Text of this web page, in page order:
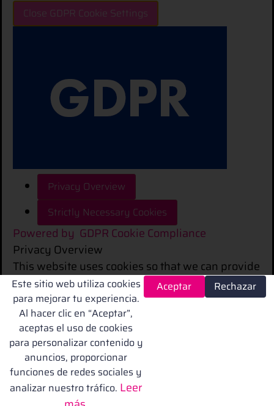
Close GDPR Cookie Settings
Privacy Overview
Strictly Necessary Cookies
Powered by GDPR Cookie Compliance
Privacy Overview
This website uses cookies so that we can provide
you with the best user experience possible.
Cookie information is stored in your browser and
performs functions such as recognising you
when you return to our website and helping our
team to understand which sections of the
website you find most interesting and useful.
Enable All Save Settings
Este sitio web utiliza cookies
para mejorar tu experiencia.
Al hacer clic en “Aceptar”,
aceptas el uso de cookies
para personalizar contenido y
anuncios, proporcionar
funciones de redes sociales y
analizar nuestro tráfico. Leer
Aceptar Rechazar